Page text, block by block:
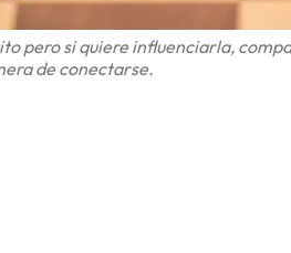
pero si quiere influenciarla,
de conectarse.